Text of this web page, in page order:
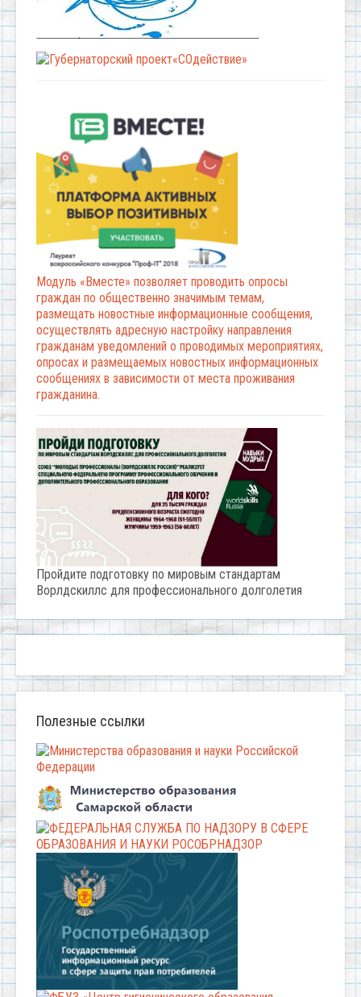
Модуль «Вместе» позволяет проводить опросы
граждан по общественно значимым темам,
размещать новостные информационные сообщения,
осуществлять адресную настройку направления
гражданам уведомлений о проводимых мероприятиях,
опросах и размещаемых новостных информационных
сообщениях в зависимости от места проживания
гражданина.
Пройдите подготовку по мировым стандартам
Ворлдскиллс для профессионального долголетия
Полезные ссылки